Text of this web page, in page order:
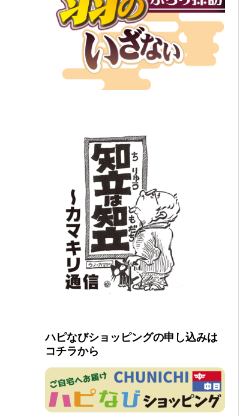
ハピなびショッピングの申し込みは
コチラから